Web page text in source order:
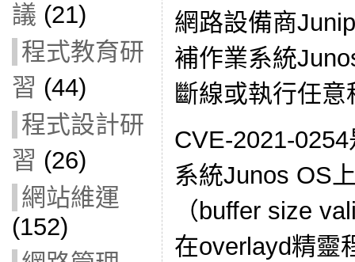
議 (21)
程式教育研
習 (44)
程式設計研
習 (26)
網站維運
(152)
網路設備商
補作業系統
斷線或執行任
CVE-2021-
系統Junos OS
（buffer size
在overlayd精靈